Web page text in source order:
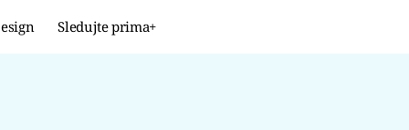
Sledujte prima+